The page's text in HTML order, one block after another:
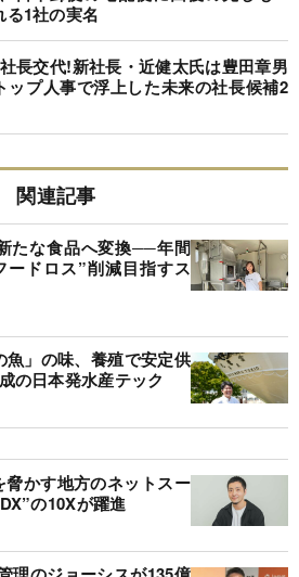
る1社の実名
長交代!新社長・近健太氏は豊田章男
ップ人事で浮上した未来の社長候補2
関連記事
たな食品へ変換──年間
ードロス”削減目指すス
」の味、養殖で安定供
の日本発水産テック
かす地方のネットスー
の10Xが躍進